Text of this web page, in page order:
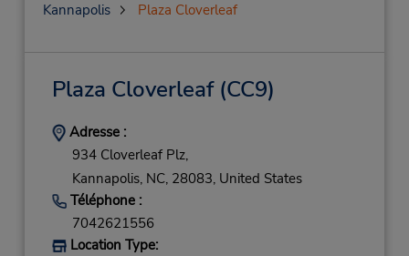
Kannapolis
Plaza Cloverleaf
Plaza Cloverleaf(CC9)
Adresse :
934 Cloverleaf Plz,
Kannapolis, NC, 28083, United States
Téléphone :
7042621556
Location Type: